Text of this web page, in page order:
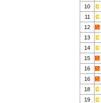
10
11
12
13
14
15
16
16
18
19